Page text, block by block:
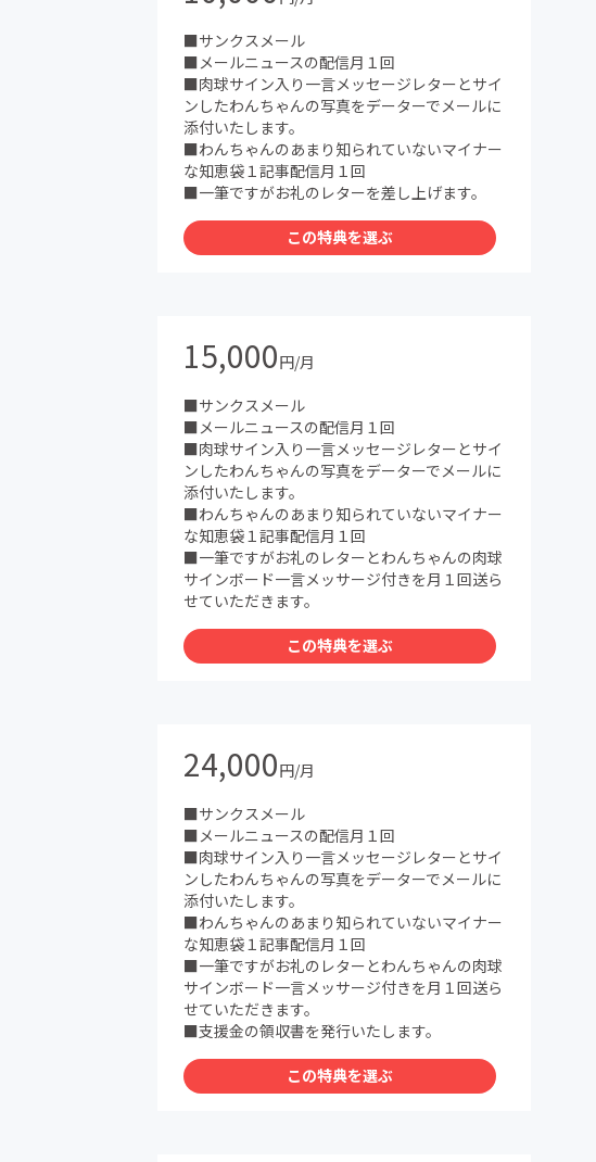
■サンクスメール
■メールニュースの配信月１回
■肉球サイン入り一言メッセージレターとサイ
ンしたわんちゃんの写真をデーターでメールに
添付いたします。
■わんちゃんのあまり知られていないマイナー
な知恵袋１記事配信月１回
■一筆ですがお礼のレターを差し上げます。
この特典を選ぶ
15,000円/月
■サンクスメール
■メールニュースの配信月１回
■肉球サイン入り一言メッセージレターとサイ
ンしたわんちゃんの写真をデーターでメールに
添付いたします。
■わんちゃんのあまり知られていないマイナー
な知恵袋１記事配信月１回
■一筆ですがお礼のレターとわんちゃんの肉球
サインボード一言メッサージ付きを月１回送ら
せていただきます。
この特典を選ぶ
24,000円/月
■サンクスメール
■メールニュースの配信月１回
■肉球サイン入り一言メッセージレターとサイ
ンしたわんちゃんの写真をデーターでメールに
添付いたします。
■わんちゃんのあまり知られていないマイナー
な知恵袋１記事配信月１回
■一筆ですがお礼のレターとわんちゃんの肉球
サインボード一言メッサージ付きを月１回送ら
せていただきます。
■支援金の領収書を発行いたします。
この特典を選ぶ